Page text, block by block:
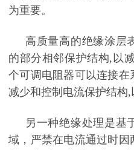
为重要。
高质量高的绝缘涂层
的部分相邻保护结构,以
个可调电阻器可以连接
减少和控制电流保护结
另一种绝缘处理是基
域，严禁在电流通过时因